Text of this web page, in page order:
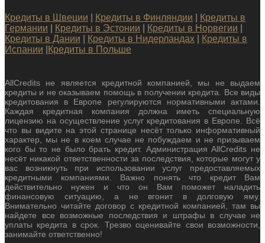
Кредиты в Швеции Кредиты в Финляндии
Кредиты в
Германии
Кредиты в Эстонии Кредиты в Норвегии
Кредиты в Дании
Кредиты в Нидерландах
Кредиты в
Испании
Кредиты в Польше
AllCredits не является кредитной компанией, мы не выдаем
кредиты и не оказываем помощь в получении кредита. Все виды
кредитования в Европе регулируются нормативными актами.
Каждая кредитная компания должна иметь специальную
лицензию на осуществление услуг кредитования в Европе. Всё
что вы видите на этой странице несёт только информативный
характер, мы не в коем случае не побуждаем и не призываем
кого бы то не было брать кредит. Администрация AllCredits не
несёт никакой ответственности за последствия, которые могут у
вас возникнуть при использовании услуг предоставляемых
кредитными компаниями. Важно понять что кредит Вам
действительно нужен и что он Вам поможет наладить
финансовую ситуацию, а не вгонит в долговую яму.
Внимательно читайте договор с кредитной компанией, там вы
найдете все возможные последствия и штрафы в случае не
уплаты кредита в срок. Трезво оценивайте свои возможности,
занимайте ответственно!